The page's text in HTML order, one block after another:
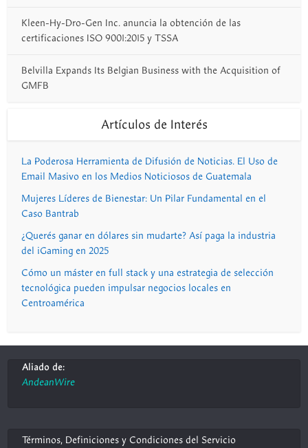
Kleen-Hy-Dro-Gen Inc. anuncia la obtención de las
certificaciones ISO 9001:2015 y TSSA
Belvilla Expands Its Belgian Business with the Acquisition of
GMFB
Artículos de Interés
La Poderosa Herramienta de Difusión de Noticias. El Uso de
Email Masivo en los Medios Noticiosos de Guatemala
Mujeres Líderes de Bienestar: Un Pilar Fundamental en el
Caso Bantrab
¿Querés ganar en dólares sin mudarte? Así paga la industria
del iGaming en 2025
Cómo un máster en full stack y una estrategia de selección
tecnológica pueden impulsar negocios locales en
Centroamérica
Aliado de:
AndeanWire
Términos, Definiciones y Condiciones del Servicio